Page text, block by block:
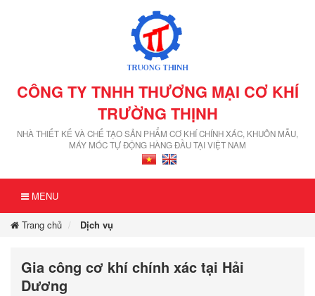
CÔNG TY TNHH THƯƠNG MẠI CƠ KHÍ
TRƯỜNG THỊNH
NHÀ THIẾT KẾ VÀ CHẾ TẠO SẢN PHẨM CƠ KHÍ CHÍNH XÁC, KHUÔN MẪU,
MÁY MÓC TỰ ĐỘNG HÀNG ĐẦU TẠI VIỆT NAM
MENU
Trang chủ Dịch vụ
Gia công cơ khí chính xác tại Hải
Dương